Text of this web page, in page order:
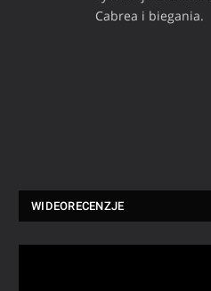
Cabrea i biegania.
WIDEORECENZJE